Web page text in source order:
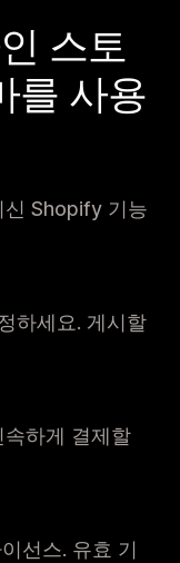
스토
를 사용
신 Shopify 기능
하세요. 게시할
하게 결제할
선스. 유효 기